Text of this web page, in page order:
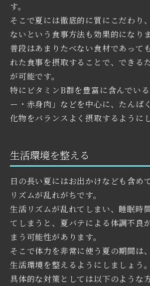
す。
そこで夏には徹底的に質にこだわり
ないという食事方法も効果的になりま
普段はあまりたべない食材であって
れた食事を摂取することで、できる
が可能です。
特にビタミンB群を豊富に含んでい
ー・赤身肉」などを中心に、たんぱ
化物をバランスよく摂取するように
生活環境を整える
日の長い夏にはお出かけなども含め
リズムが乱れがちです。
生活リズムが乱れてしまい、睡眠時
てしまうと、夏バテによる体調不良
まう可能性があります。
そこで体力を非常に使う夏の期間は
生活環境を整えるようにしましょう。
具体的な対策としては以下のような